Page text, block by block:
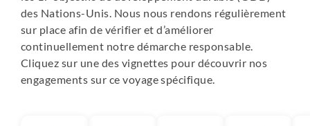
pourrez vous promener sur des sentiers aménagés,
observer de nombreux oiseaux ou vous détendre dans
l’un des deux jacuzzis.
Monteverde - Hôtel 4* - chambre supérieure
des Nations-Unis. Nous nous rendons régulièrement
sur place afin de vérifier et d’améliorer
continuellement notre démarche responsable.
Cliquez sur une des vignettes pour découvrir nos
engagements sur ce voyage spécifique.